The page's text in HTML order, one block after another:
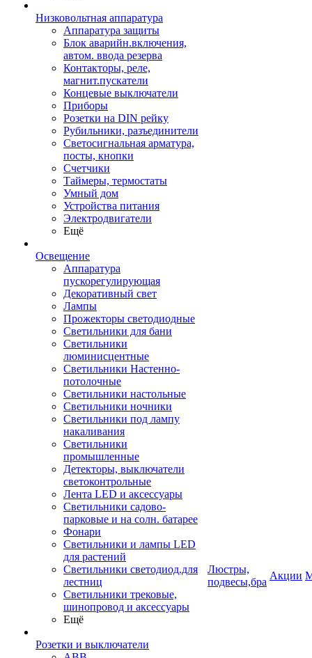
Низковольтная аппаратура
Аппаратура защиты
Блок аварийн.включения,
автом. ввода резерва
Контакторы, реле,
магнит.пускатели
Концевые выключатели
Приборы
Розетки на DIN рейку
Рубильники, разъединители
Светосигнальная арматура,
посты, кнопки
Счетчики
Таймеры, термостаты
Умный дом
Устройства питания
Электродвигатели
Ещё
Освещение
Аппаратура
пускорегулирующая
Декоративный свет
Лампы
Прожекторы светодиодные
Светильники для бани
Светильники
люминисцентные
Светильники Настенно-
потолочные
Светильники настольные
Светильники ночники
Светильники под лампу
накаливания
Светильники
промышленные
Детекторы, выключатели
светоконтрольные
Лента LED и аксессуары
Светильники садово-
парковые и на солн. батарее
Фонари
Светильники и лампы LED
для растений
Светильники светодиод.для
лестниц
Светильники трековые,
шинопровод и аксессуары
Ещё
Розетки и выключатели
Люстры,
подвесы,бра
Акции